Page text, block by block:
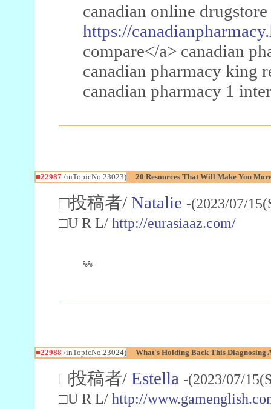
canadian online
https://
compare</a> canadian
canadian pharmacy king
canadian pharmacy 1
■22987/inTopicNo.23023) 20 Resources That Will Make You
□投稿者/ Natalie -(2023/07/
□U R L/ http://eurasiaaz.com/
%%
■22988 /inTopicNo.23024) What's Holding Back This Diagnosing
□投稿者/ Estella -(2023/07/
□U R L/ http://